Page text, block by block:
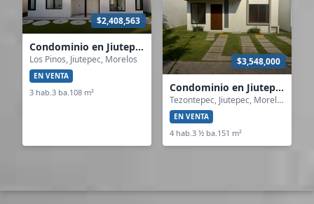
$2,408,563
Condominio en Jiutepec
Los Pinos, Jiutepec, Morelos
EN VENTA
3 hab.3 ba.108 m²
$3,548,000
Condominio en Jiutepec
Tezontepec, Jiutepec, Morelos
EN VENTA
4 hab.3 ½ ba.151 m²